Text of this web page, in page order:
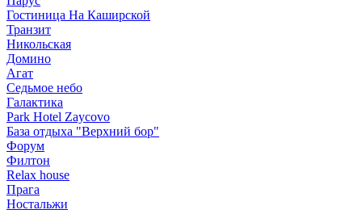
Гостиница На Каширской
Транзит
Никольская
Домино
Агат
Седьмое небо
Галактика
Park Hotel Zaycovo
База отдыха "Верхний бор"
Форум
Филтон
Relax house
Прага
Ностальжи